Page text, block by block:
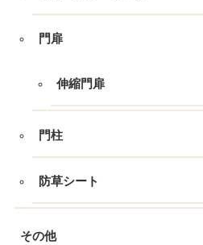
門扉
伸縮門扉
門柱
防草シート
その他